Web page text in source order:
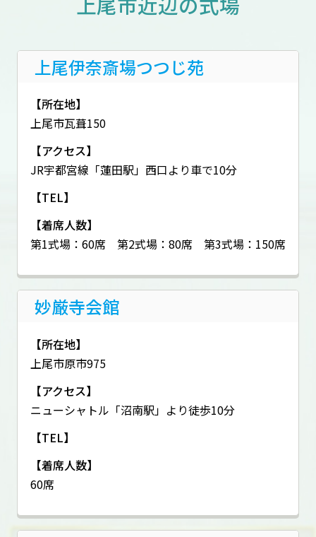
上尾伊奈斎場つつじ苑
【所在地】
上尾市瓦葺150
【アクセス】
JR宇都宮線「蓮田駅」西口より車で10分
【TEL】
【着席人数】
第1式場：60席 第2式場：80席 第3式場：150席
妙厳寺会館
【所在地】
上尾市原市975
【アクセス】
ニューシャトル「沼南駅」より徒歩10分
【TEL】
【着席人数】
60席